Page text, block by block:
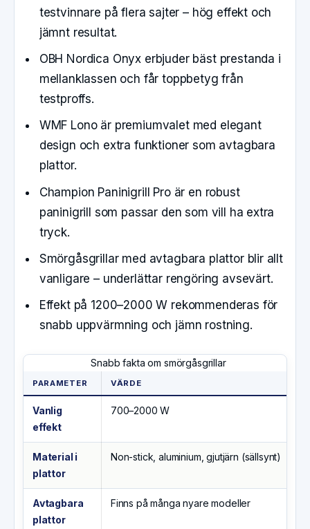
testvinnare på flera sajter – hög effekt och
jämnt resultat.
OBH Nordica Onyx erbjuder bäst prestanda i
mellanklassen och får toppbetyg från
testproffs.
WMF Lono är premiumvalet med elegant
design och extra funktioner som avtagbara
plattor.
Champion Paninigrill Pro är en robust
paninigrill som passar den som vill ha extra
tryck.
Smörgåsgrillar med avtagbara plattor blir allt
vanligare – underlättar rengöring avsevärt.
Effekt på 1200–2000 W rekommenderas för
snabb uppvärmning och jämn rostning.
Snabb fakta om smörgåsgrillar
PARAMETER VÄRDE
Vanlig
effekt
700–2000 W
Material i
plattor
Non-stick, aluminium, gjutjärn (sällsynt)
Avtagbara
plattor
Finns på många nyare modeller